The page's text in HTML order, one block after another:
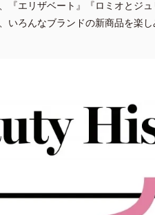
『エリザベート』『ロミオとジ
ろんなブランドの新商品を楽し